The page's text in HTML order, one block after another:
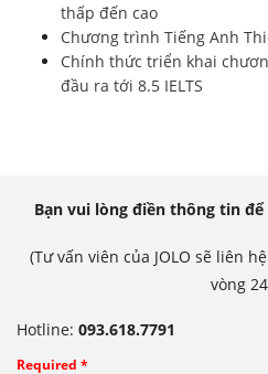
thấp đến cao
Chương trình Tiếng Anh
Chính thức triển khai
đầu ra tới 8.5 IELTS
Bạn vui lòng điền thông tin
(Tư vấn viên của JOLO sẽ liên
vòng
Hotline: 093.618.7791
Required *